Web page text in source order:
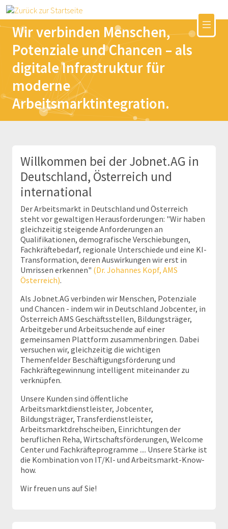
Wir verbinden Menschen,
Potenziale und Chancen – als
digitale Infrastruktur für
moderne
Arbeitsmarktintegration.
Willkommen bei der Jobnet.AG in
Deutschland, Österreich und
international
Der Arbeitsmarkt in Deutschland und Österreich
steht vor gewaltigen Herausforderungen: "Wir haben
gleichzeitig steigende Anforderungen an
Qualifikationen, demografische Verschiebungen,
Fachkräftebedarf, regionale Unterschiede und eine KI-
Transformation, deren Auswirkungen wir erst in
Umrissen erkennen" (Dr. Johannes Kopf, AMS
Österreich).
Als Jobnet.AG verbinden wir Menschen, Potenziale
und Chancen - indem wir in Deutschland Jobcenter, in
Österreich AMS Geschäftsstellen, Bildungsträger,
Arbeitgeber und Arbeitsuchende auf einer
gemeinsamen Plattform zusammenbringen. Dabei
versuchen wir, gleichzeitig die wichtigen
Themenfelder Beschäftigungsförderung und
Fachkräftegewinnung intelligent miteinander zu
verknüpfen.
Unsere Kunden sind öffentliche
Arbeitsmarktdienstleister, Jobcenter,
Bildungsträger, Transferdienstleister,
Arbeitsmarktdrehscheiben, Einrichtungen der
beruflichen Reha, Wirtschaftsförderungen, Welcome
Center und Fachkräfteprogramme .... Unsere Stärke ist
die Kombination von IT/KI- und Arbeitsmarkt-Know-
how.
Wir freuen uns auf Sie!